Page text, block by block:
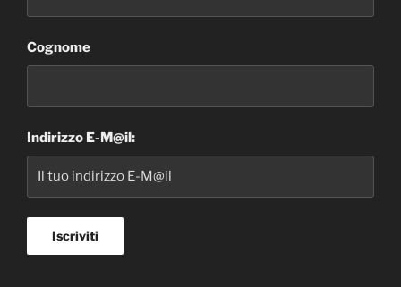
Cognome
Indirizzo E-M@il: